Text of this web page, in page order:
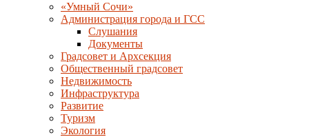
«Умный Сочи»
Администрация города и ГСС
Слушания
Документы
Градсовет и Архсекция
Общественный градсовет
Недвижимость
Инфраструктура
Развитие
Туризм
Экология